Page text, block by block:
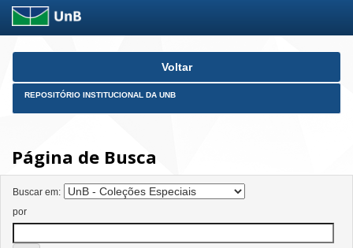
Skip
Voltar
REPOSITÓRIO INSTITUCIONAL DA UNB
Página de Busca
Buscar em:
por